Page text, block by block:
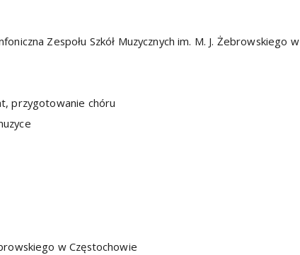
Zespołu Szkół Muzycznych im. M. J. Żebrowskiego w
przygotowanie chóru
w Częstochowie